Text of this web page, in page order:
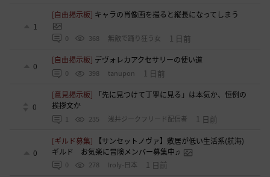
1
[自由掲示板] キャラの肖像画を撮ると縦長になってしまう
0 368 無敵で踊り狂う女 1 日前
0
[自由掲示板] デヴォレカアクセサリーの使い道
0 398 tanupon 1 日前
0
[意見掲示板]
「先に見つけて丁寧に見る」は本気か、恒例の
挨拶文か
1 235 浅井ジークフリード配信者 1 日前
0
[ギルド募集]
【サンセットノヴァ】敷居が低い生活系(航海)
ギルド お気楽に冒険メンバー募集中♫
0 278 Iroly-日本 1 日前